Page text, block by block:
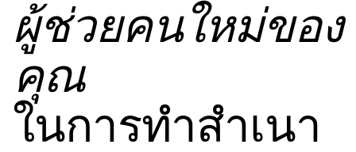
ผู้ช่วยคนใหม่ของ
คุณ
ในการทําสําเนา